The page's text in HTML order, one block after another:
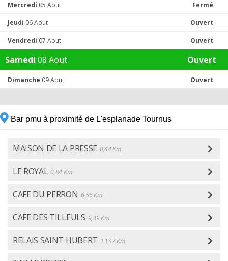
Mercredi 05 Aout Fermé
Jeudi 06 Aout Ouvert
Vendredi 07 Aout Ouvert
Samedi 08 Aout Ouvert
Dimanche 09 Aout Ouvert
Bar pmu à proximité de L'esplanade Tournus
MAISON DE LA PRESSE 0,44 Km
LE ROYAL 0,84 Km
CAFE DU PERRON 6,56 Km
CAFE DES TILLEULS 9,39 Km
RELAIS SAINT HUBERT 13,47 Km